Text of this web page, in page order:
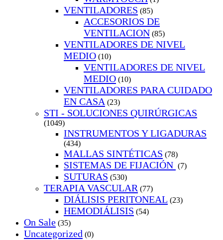
VENTILADORES (85)
ACCESORIOS DE
VENTILACION (85)
VENTILADORES DE NIVEL
MEDIO (10)
VENTILADORES DE NIVEL
MEDIO (10)
VENTILADORES PARA CUIDADO
EN CASA (23)
STI - SOLUCIONES QUIRÚRGICAS
(1049)
INSTRUMENTOS Y LIGADURAS
(434)
MALLAS SINTÉTICAS (78)
SISTEMAS DE FIJACIÓN (7)
SUTURAS (530)
TERAPIA VASCULAR (77)
DIÁLISIS PERITONEAL (23)
HEMODIÁLISIS (54)
On Sale (35)
Uncategorized (0)